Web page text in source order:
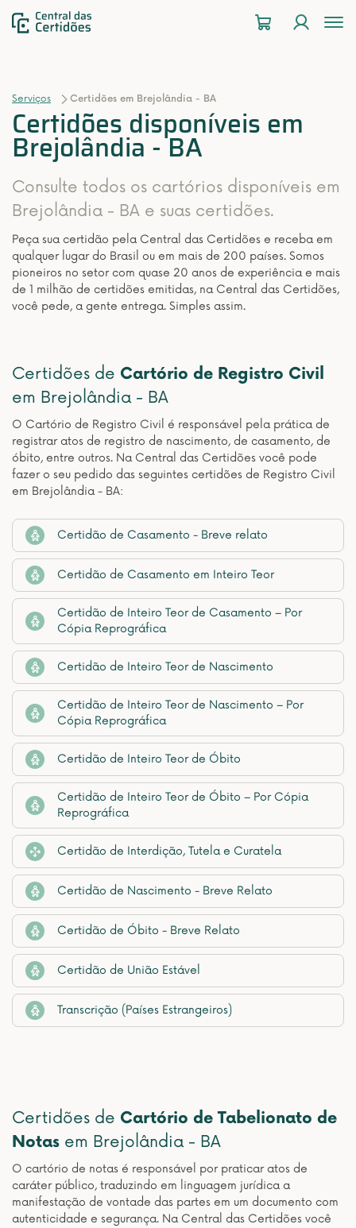
Serviços Certidões em Brejolândia - BA
Certidões disponíveis em
Brejolândia - BA
Consulte todos os cartórios disponíveis em
Brejolândia - BA e suas certidões.
Peça sua certidão pela Central das Certidões e receba em
qualquer lugar do Brasil ou em mais de 200 países. Somos
pioneiros no setor com quase 20 anos de experiência e mais
de 1 milhão de certidões emitidas, na Central das Certidões,
você pede, a gente entrega. Simples assim.
Certidões de Cartório de Registro Civil
em Brejolândia - BA
O Cartório de Registro Civil é responsável pela prática de
registrar atos de registro de nascimento, de casamento, de
óbito, entre outros. Na Central das Certidões você pode
fazer o seu pedido das seguintes certidões de Registro Civil
em Brejolândia - BA:
Certidão de Casamento - Breve relato
Certidão de Casamento em Inteiro Teor
Certidão de Inteiro Teor de Casamento – Por
Cópia Reprográfica
Certidão de Inteiro Teor de Nascimento
Certidão de Inteiro Teor de Nascimento – Por
Cópia Reprográfica
Certidão de Inteiro Teor de Óbito
Certidão de Inteiro Teor de Óbito – Por Cópia
Reprográfica
Certidão de Interdição, Tutela e Curatela
Certidão de Nascimento - Breve Relato
Certidão de Óbito - Breve Relato
Certidão de União Estável
Transcrição (Países Estrangeiros)
Certidões de Cartório de Tabelionato de
Notas em Brejolândia - BA
O cartório de notas é responsável por praticar atos de
caráter público, traduzindo em linguagem jurídica a
manifestação de vontade das partes em um documento com
autenticidade e segurança. Na Central das Certidões você